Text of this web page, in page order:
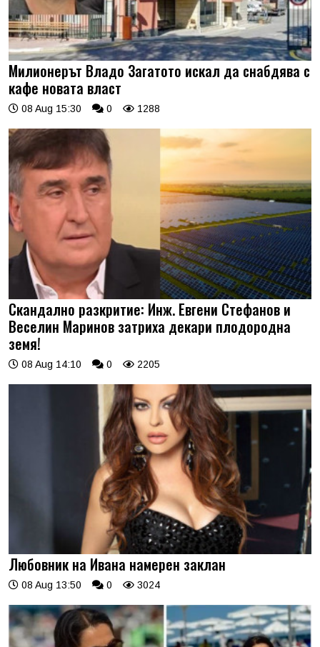
Милионерът Владо Загатото искал да снабдява с
кафе новата власт
08 Aug 15:30 0 1288
Скандално разкритие: Инж. Евгени Стефанов и
Веселин Маринов затриха декари плодородна
земя!
08 Aug 14:10 0 2205
Любовник на Ивана намерен заклан
08 Aug 13:50 0 3024